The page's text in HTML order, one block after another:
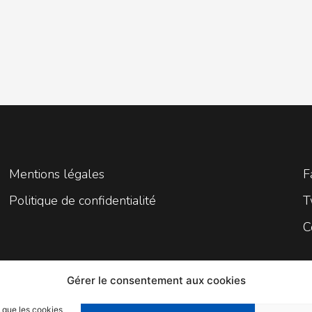
Gérer le consentement aux cookies
les cookies
Mentions légales
Politique de confidentialité